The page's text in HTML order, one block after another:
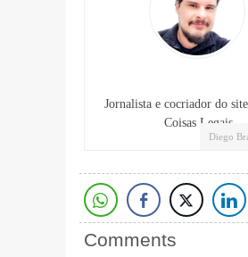
Diego
Jornalista e cocriador do
Coisas Legais.
Comments